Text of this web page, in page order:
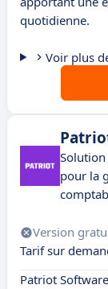
quotidienne.
Voir plus
pour la
Version
Tarif sur
Patriot